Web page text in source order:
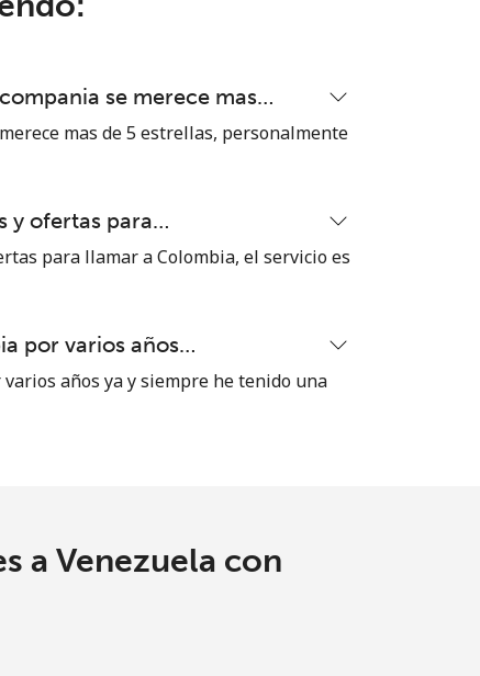
se merece mas…
mas de 5 estrellas, personalmente
y ofertas para…
para llamar a Colombia, el servicio es
por varios años…
años ya y siempre he tenido una
a Venezuela con